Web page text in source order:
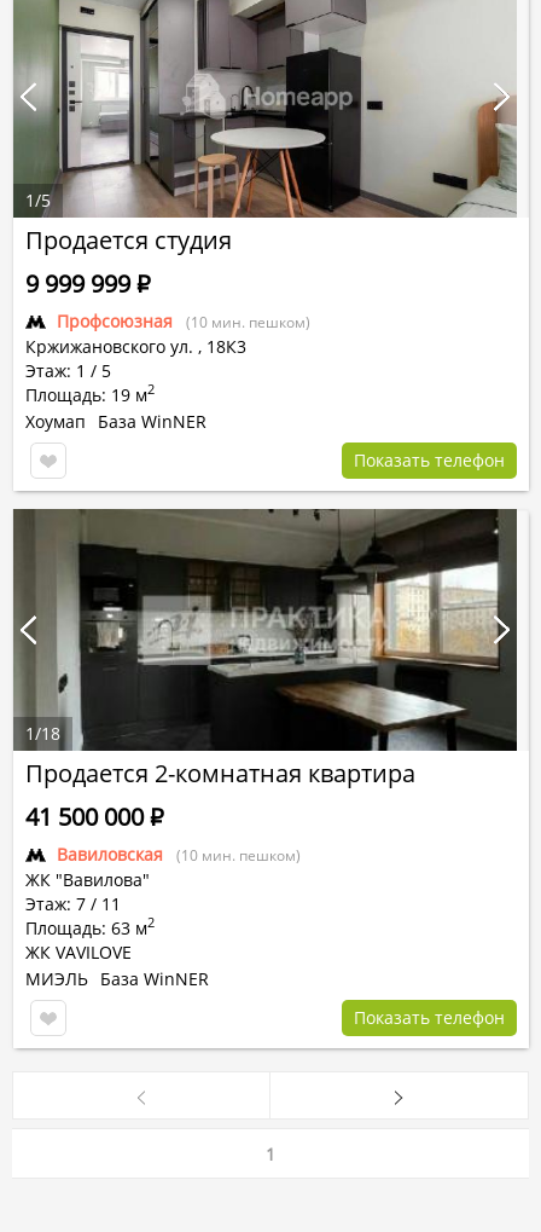
Продается студия
Профсоюзная (10 мин. пешком)
Кржижановского ул. , 18К3
Этаж: 1 / 5
Площадь: 19 м2
9 999 999Р
Хоумап
База WinNER
Показать телефон
1/5
Продается 2-комнатная квартира
Вавиловская (10 мин. пешком)
ЖК "Вавилова"
Этаж: 7 / 11
Площадь: 63 м2
ЖК VAVILOVE
41 500 000Р
МИЭЛЬ База WinNER
Показать телефон
1/18
1